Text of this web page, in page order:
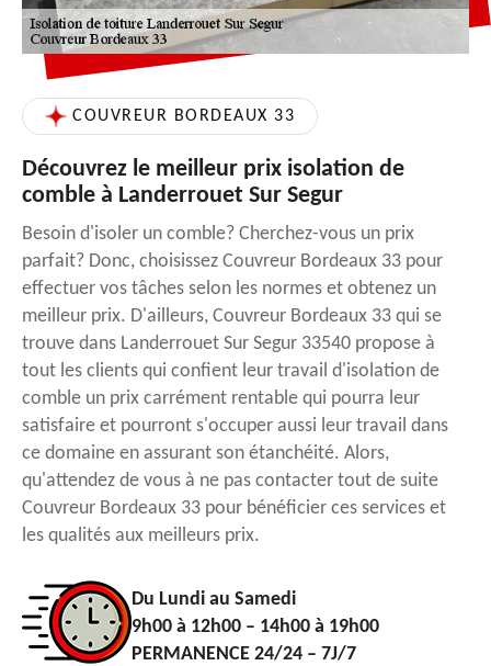
COUVREUR BORDEAUX 33
Découvrez le meilleur prix isolation de
comble à Landerrouet Sur Segur
Besoin d'isoler un comble? Cherchez-vous un prix
parfait? Donc, choisissez Couvreur Bordeaux 33 pour
effectuer vos tâches selon les normes et obtenez un
meilleur prix. D'ailleurs, Couvreur Bordeaux 33 qui se
trouve dans Landerrouet Sur Segur 33540 propose à
tout les clients qui confient leur travail d'isolation de
comble un prix carrément rentable qui pourra leur
satisfaire et pourront s'occuper aussi leur travail dans
ce domaine en assurant son étanchéité. Alors,
qu'attendez de vous à ne pas contacter tout de suite
Couvreur Bordeaux 33 pour bénéficier ces services et
les qualités aux meilleurs prix.
Du Lundi au Samedi
9h00 à 12h00 – 14h00 à 19h00
PERMANENCE 24/24 – 7J/7